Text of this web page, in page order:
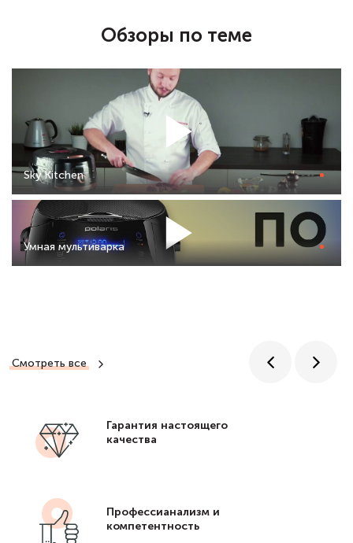
Обзоры по теме
Смотреть все
Sky Kitchen
Умная мультиварка
Гарантия настоящего
качества
Профессианализм и
компетентность